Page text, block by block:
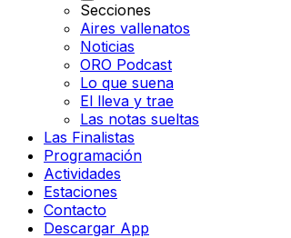
Secciones
Aires vallenatos
Noticias
ORO Podcast
Lo que suena
El lleva y trae
Las notas sueltas
Las Finalistas
Programación
Actividades
Estaciones
Contacto
Descargar App